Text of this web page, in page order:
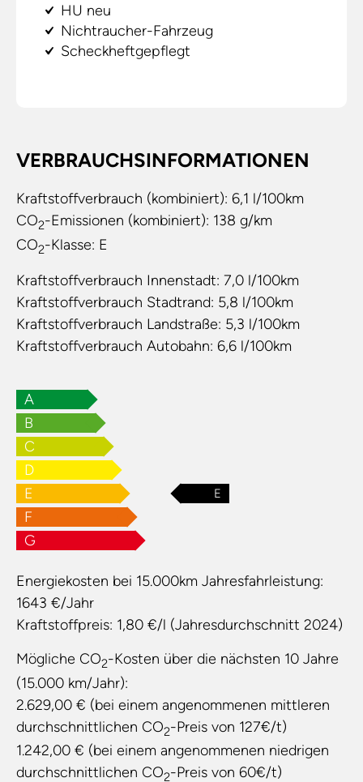
HU neu
Nichtraucher-Fahrzeug
Scheckheftgepflegt
VERBRAUCHSINFORMATIONEN
Kraftstoffverbrauch (kombiniert): 6,1 l/100km
CO2-Emissionen (kombiniert): 138 g/km
CO2-Klasse: E
Kraftstoffverbrauch Innenstadt: 7,0 l/100km
Kraftstoffverbrauch Stadtrand: 5,8 l/100km
Kraftstoffverbrauch Landstraße: 5,3 l/100km
Kraftstoffverbrauch Autobahn: 6,6 l/100km
A
B
C
D
E
E
F
G
Energiekosten bei 15.000km Jahresfahrleistung:
1643 €/Jahr
Kraftstoffpreis: 1,80 €/l (Jahresdurchschnitt 2024)
Mögliche CO2-Kosten über die nächsten 10 Jahre
(15.000 km/Jahr):
2.629,00 € (bei einem angenommenen mittleren
durchschnittlichen CO2-Preis von 127€/t)
1.242,00 € (bei einem angenommenen niedrigen
durchschnittlichen CO2-Preis von 60€/t)